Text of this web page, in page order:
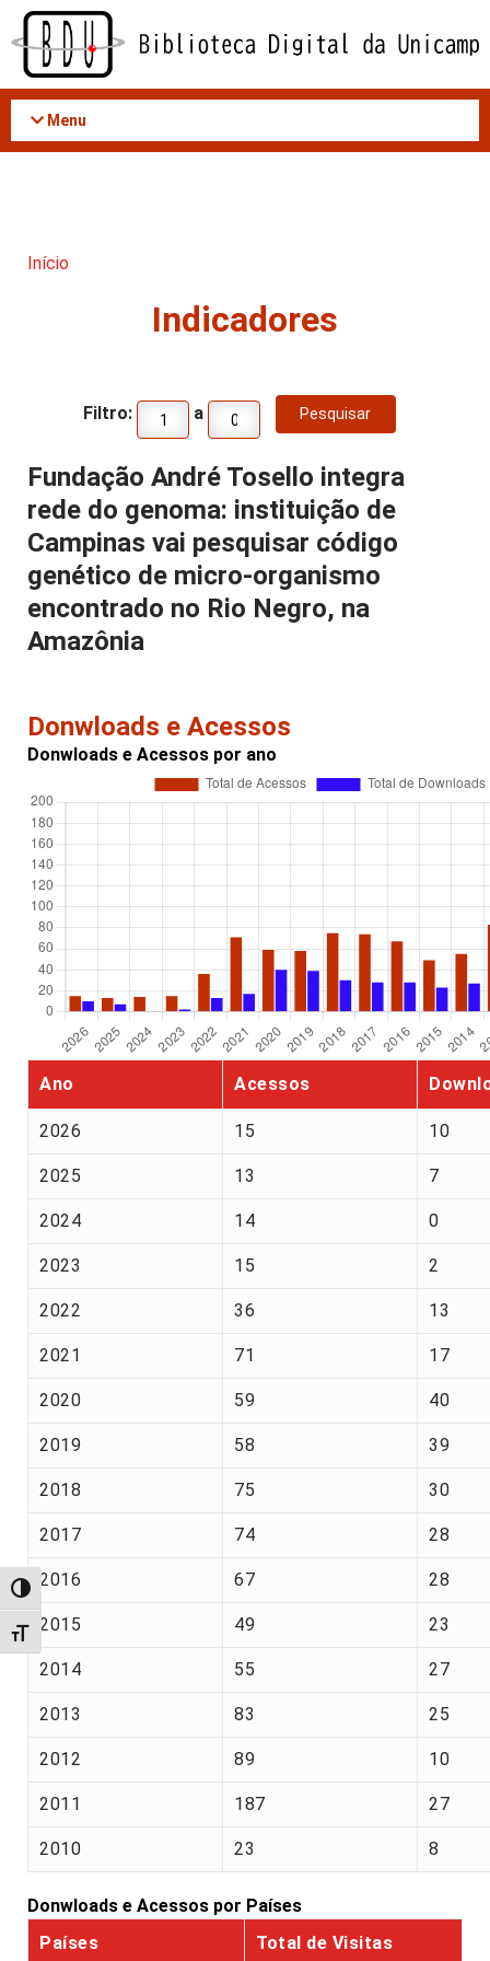
Acessar
conteúdo
Alternar alto contraste
Alternar tamanho da fonte
Menu
Início
Indicadores
Filtro: a
Fundação André Tosello integra
rede do genoma: instituição de
Campinas vai pesquisar código
genético de micro-organismo
encontrado no Rio Negro, na
Amazônia
Donwloads e Acessos
Donwloads e Acessos por ano
Ano Acessos
2026 15 10
2025 13 7
2024 14 0
2023 15 2
2022 36 13
2021 71 17
2020 59 40
2019 58 39
2018 75 30
2017 74 28
2016 67 28
2015 49 23
2014 55 27
2013 83 25
2012 89 10
2011 187 27
2010 23 8
Donwloads e Acessos por Países
Países
Total de Visitas